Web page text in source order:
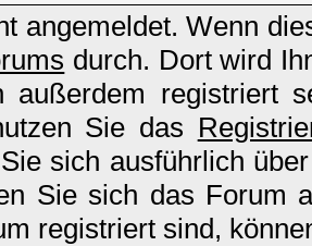
angemeldet. Wenn
durch. Dort wird
außerdem registriert
Sie das
Sie sich ausführlich
Sie sich das Forum
registriert sind,